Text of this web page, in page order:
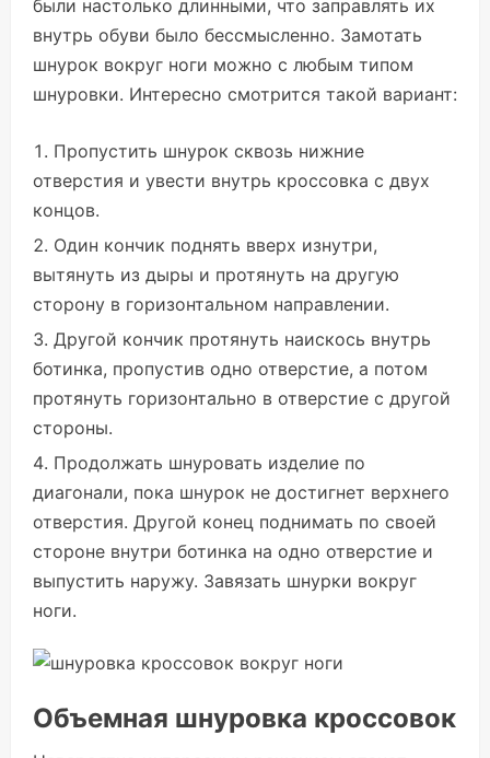
были настолько длинными, что заправлять их
внутрь обуви было бессмысленно. Замотать
шнурок вокруг ноги можно с любым типом
шнуровки. Интересно смотрится такой вариант:
Пропустить шнурок сквозь нижние
отверстия и увести внутрь кроссовка с двух
концов.
Один кончик поднять вверх изнутри,
вытянуть из дыры и протянуть на другую
сторону в горизонтальном направлении.
Другой кончик протянуть наискось внутрь
ботинка, пропустив одно отверстие, а потом
протянуть горизонтально в отверстие с другой
стороны.
Продолжать шнуровать изделие по
диагонали, пока шнурок не достигнет верхнего
отверстия. Другой конец поднимать по своей
стороне внутри ботинка на одно отверстие и
выпустить наружу. Завязать шнурки вокруг
ноги.
Объемная шнуровка кроссовок